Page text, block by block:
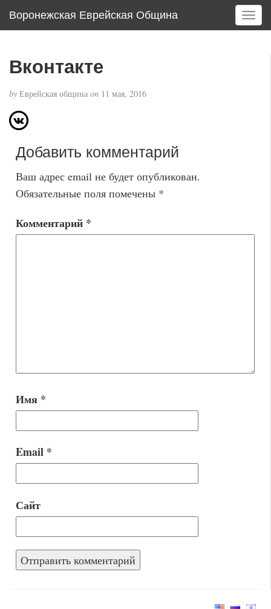
Воронежская Еврейская Община
T
o
Вконтакте
by Еврейская община on 11 мая, 2016
Добавить комментарий
Ваш адрес email не будет опубликован.
Обязательные поля помечены *
Комментарий *
Имя *
Email *
Сайт